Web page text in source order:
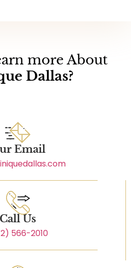
more About
Dallas?
Email
Call Us
566-2010